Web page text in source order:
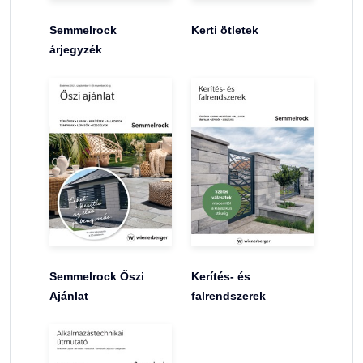
Semmelrock
árjegyzék
Kerti ötletek
Semmelrock Őszi
Ajánlat
Kerítés- és
falrendszerek